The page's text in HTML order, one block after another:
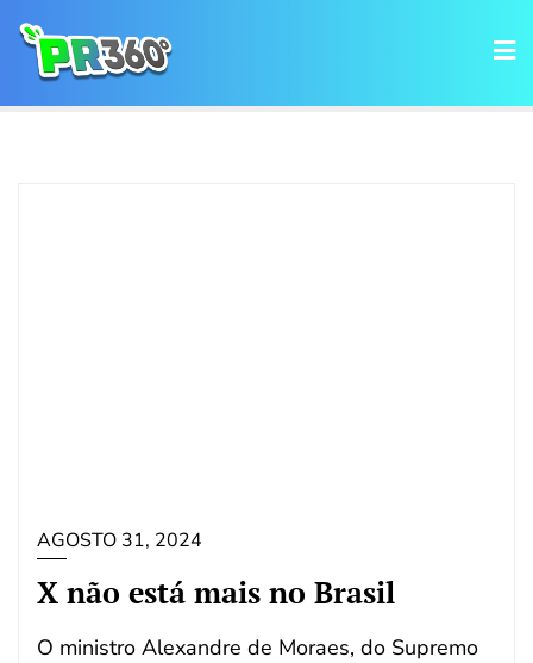
AGOSTO 31, 2024
X não está mais no Brasil
O ministro Alexandre de Moraes, do Supremo